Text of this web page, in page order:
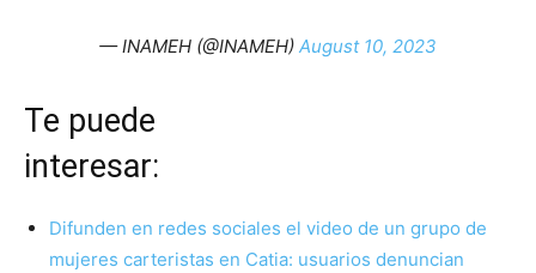
— INAMEH (@INAMEH) August 10, 2023
Te puede
interesar:
Difunden en redes sociales el video de un grupo de
mujeres carteristas en Catia: usuarios denuncian